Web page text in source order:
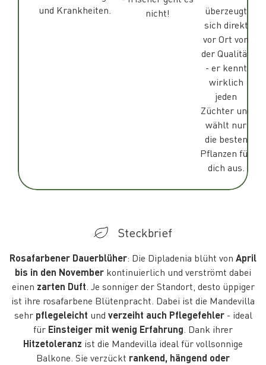
und Krankheiten.
nicht!
überzeugt
sich direkt
vor Ort von
der Qualität
- er kennt
wirklich
jeden
Züchter und
wählt nur
die besten
Pflanzen für
dich aus.
Steckbrief
Rosafarbener Dauerblüher: Die Dipladenia blüht von April
bis in den November kontinuierlich und verströmt dabei
einen zarten Duft. Je sonniger der Standort, desto üppiger
ist ihre rosafarbene Blütenpracht. Dabei ist die Mandevilla
sehr pflegeleicht und verzeiht auch Pflegefehler- ideal
für Einsteiger mit wenig Erfahrung. Dank ihrer
Hitzetoleranz ist die Mandevilla ideal für vollsonnige
Balkone. Sie verzückt rankend, hängend oder